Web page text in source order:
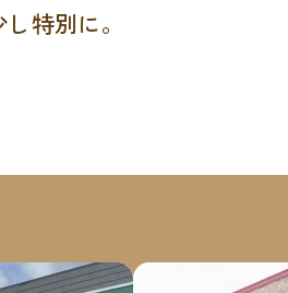
特別に。